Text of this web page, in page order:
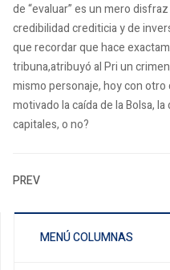
de “evaluar” es un mero
credibilidad crediticia y de
que recordar que hace
tribuna,atribuyó al Pri un
mismo personaje, hoy con otro
motivado la caída de la Bolsa,
capitales, o no?
PREV
MENÚ COLUMNAS